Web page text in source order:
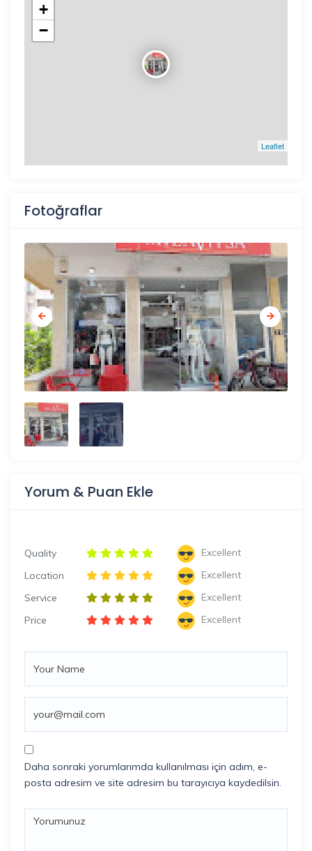
+
−
Leaflet
Fotoğraflar
Yorum & Puan Ekle
Quality
Excellent
Location
Excellent
Service
Excellent
Price
Excellent
Daha sonraki yorumlarımda kullanılması için adım, e-
posta adresim ve site adresim bu tarayıcıya kaydedilsin.